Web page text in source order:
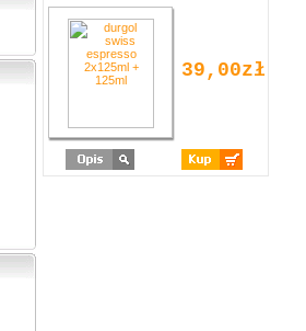
39,00zł